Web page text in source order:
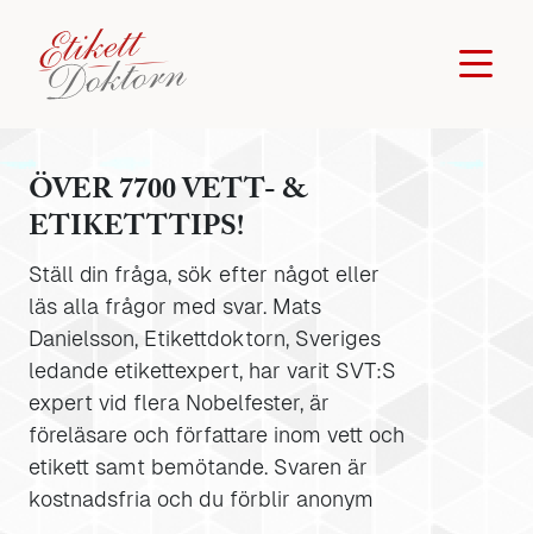
ÖVER 7700 VETT- &
ETIKETTTIPS!
Ställ din fråga, sök efter något eller
läs alla frågor med svar. Mats
Danielsson, Etikettdoktorn, Sveriges
ledande etikettexpert, har varit SVT:S
expert vid flera Nobelfester, är
föreläsare och författare inom vett och
etikett samt bemötande. Svaren är
kostnadsfria och du förblir anonym